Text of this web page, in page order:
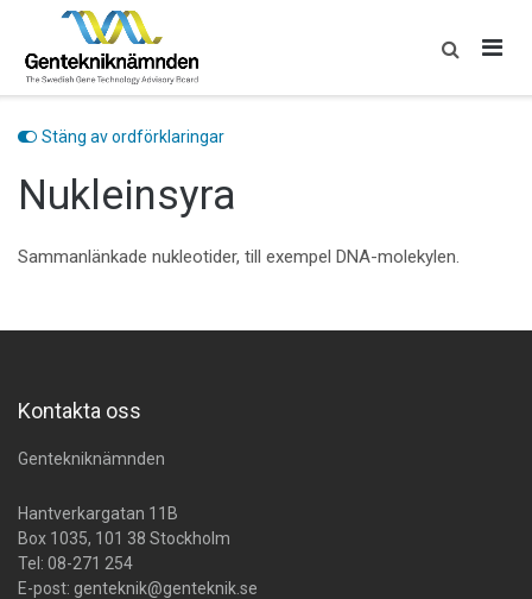
content
Stäng av ordförklaringar
Nukleinsyra
Sammanlänkade nukleotider, till exempel DNA-molekylen.
Kontakta oss
Gentekniknämnden
Hantverkargatan 11B
Box 1035, 101 38 Stockholm
Tel: 08-271 254
E-post: genteknik@genteknik.se